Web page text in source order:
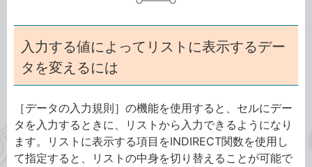
入力する値によってリストに表示するデー
タを変えるには
［データの入力規則］の機能を使用すると、セルにデー
タを入力するときに、リストから入力できるようになり
ます。リストに表示する項目をINDIRECT関数を使用し
て指定すると、リストの中身を切り替えることが可能で